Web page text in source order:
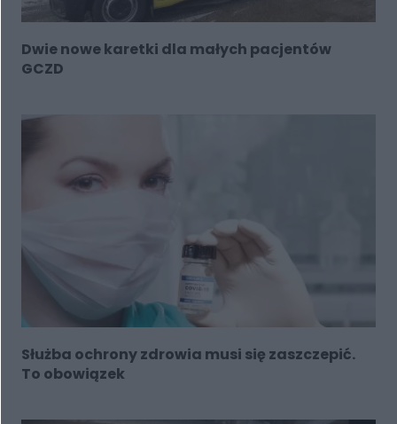
Dwie nowe karetki dla małych pacjentów
GCZD
Służba ochrony zdrowia musi się zaszczepić.
To obowiązek